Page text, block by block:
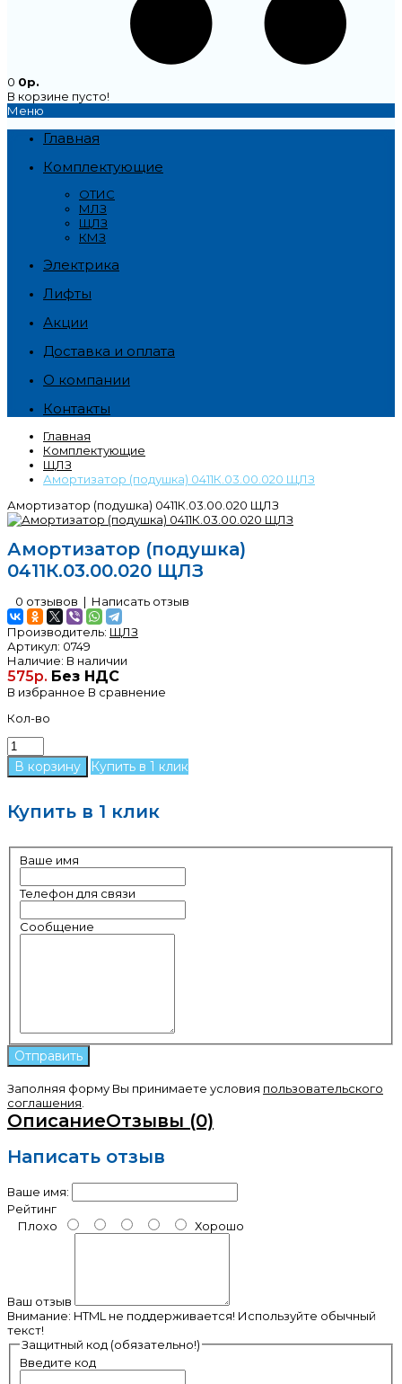
0 0р.
В корзине пусто!
Меню
Главная
Комплектующие
ОТИС
МЛЗ
ЩЛЗ
КМЗ
Электрика
Лифты
Акции
Доставка и оплата
О компании
Контакты
Главная
Комплектующие
ЩЛЗ
Амортизатор (подушка) 0411К.03.00.020 ЩЛЗ
Амортизатор (подушка) 0411К.03.00.020 ЩЛЗ
Амортизатор (подушка)
0411К.03.00.020 ЩЛЗ
0 отзывов | Написать отзыв
Производитель: ЩЛЗ
Артикул: 0749
Наличие: В наличии
575р. Без НДС
В избранное В сравнение
Кол-во
Купить в 1 клик
Купить в 1 клик
Ваше имя
Телефон для связи
Сообщение
Заполняя форму Вы принимаете условия пользовательского
соглашения
ОписаниеОтзывы (0)
Написать отзыв
Ваше имя:
Рейтинг
Плохо
Хорошо
Ваш отзыв
Внимание: HTML не поддерживается! Используйте обычный
текст!
Защитный код (обязательно!)
Введите код